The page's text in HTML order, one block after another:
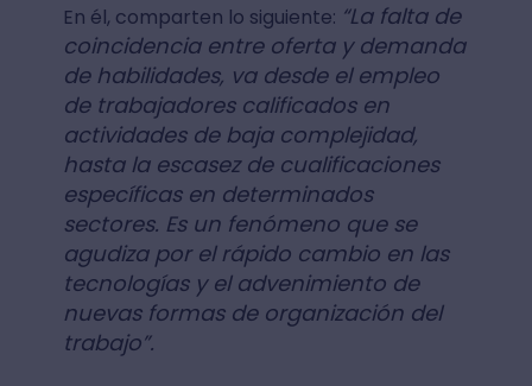
En él, comparten lo siguiente: “La falta de
coincidencia entre oferta y demanda
de habilidades, va desde el empleo
de trabajadores calificados en
actividades de baja complejidad,
hasta la escasez de cualificaciones
específicas en determinados
sectores. Es un fenómeno que se
agudiza por el rápido cambio en las
tecnologías y el advenimiento de
nuevas formas de organización del
trabajo”.